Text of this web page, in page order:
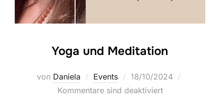
Yoga und Meditation
von Daniela Events
Veröffentlicht
am
18/10/2024
Kommentare sind deaktiviert